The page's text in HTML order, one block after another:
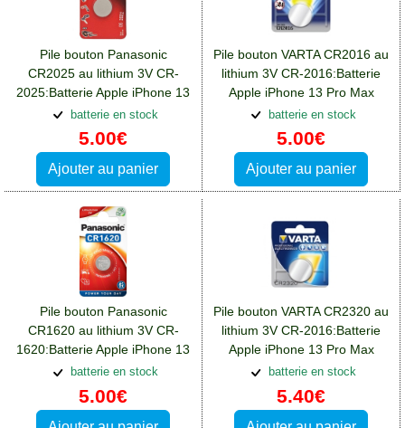
Pile bouton Panasonic
CR2025 au lithium 3V CR-
2025:Batterie Apple iPhone 13
Pro Max
batterie en stock
5.00€
Ajouter au panier
Pile bouton VARTA CR2016 au
lithium 3V CR-2016:Batterie
Apple iPhone 13 Pro Max
batterie en stock
5.00€
Ajouter au panier
Pile bouton Panasonic
CR1620 au lithium 3V CR-
1620:Batterie Apple iPhone 13
Pro Max
batterie en stock
5.00€
Pile bouton VARTA CR2320 au
lithium 3V CR-2016:Batterie
Apple iPhone 13 Pro Max
batterie en stock
5.40€